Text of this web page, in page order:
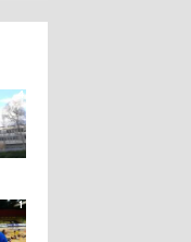
4
1